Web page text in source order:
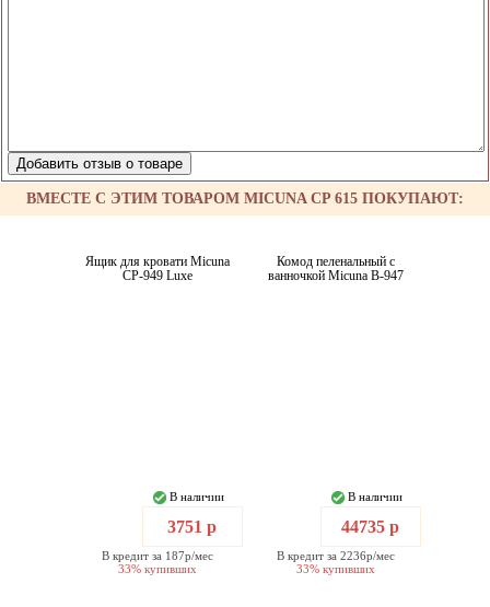
ВМЕСТЕ С ЭТИМ ТОВАРОМ MICUNA CP 615 ПОКУПАЮТ:
Ящик для кровати Micuna
CP-949 Luxe
В наличии
3751 р
В кредит за 187р/мес
33% купивших
Комод пеленальный с
ванночкой Micuna B-947
В наличии
44735 р
В кредит за 2236р/мес
33% купивших